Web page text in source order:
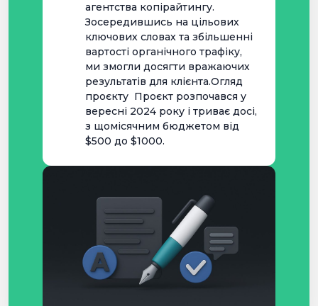
агентства копірайтингу.
Зосередившись на цільових
ключових словах та збільшенні
вартості органічного трафіку,
ми змогли досягти вражаючих
результатів для клієнта.Огляд
проєкту Проєкт розпочався у
вересні 2024 року і триває досі,
з щомісячним бюджетом від
$500 до $1000.